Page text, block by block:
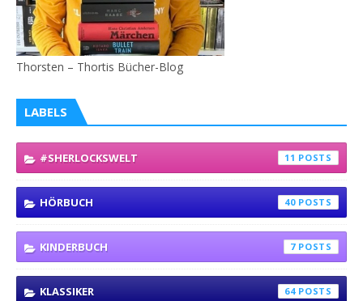
Thorsten – Thortis Bücher-Blog
LABELS
#SHERLOCKSWELT 11
HÖRBUCH 40
KINDERBUCH 7
KLASSIKER 64